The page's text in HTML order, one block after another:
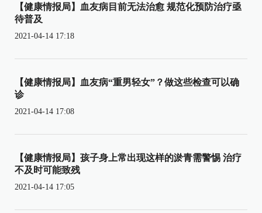
【健康情报局】血友病目前无法治愈 规范化预防治疗亟
待普及
2021-04-14 17:18
【健康情报局】血友病“重男轻女”？做这些检查可以确
诊
2021-04-14 17:08
【健康情报局】孩子身上常出现这样的淤青需警惕 治疗
不及时可能致残
2021-04-14 17:05